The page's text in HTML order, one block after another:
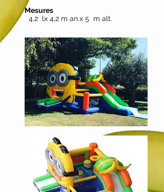
Mesures
4,2 lx 4,2 m an.x 5 m alt.